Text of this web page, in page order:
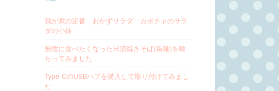
我が家の定番 おかずサラダ カボチャのサラ
ダの小鉢
無性に食べたくなった日清焼きそば(袋麺)を喰
らってみました
Type-CのUSBハブを購入して取り付けてみまし
た